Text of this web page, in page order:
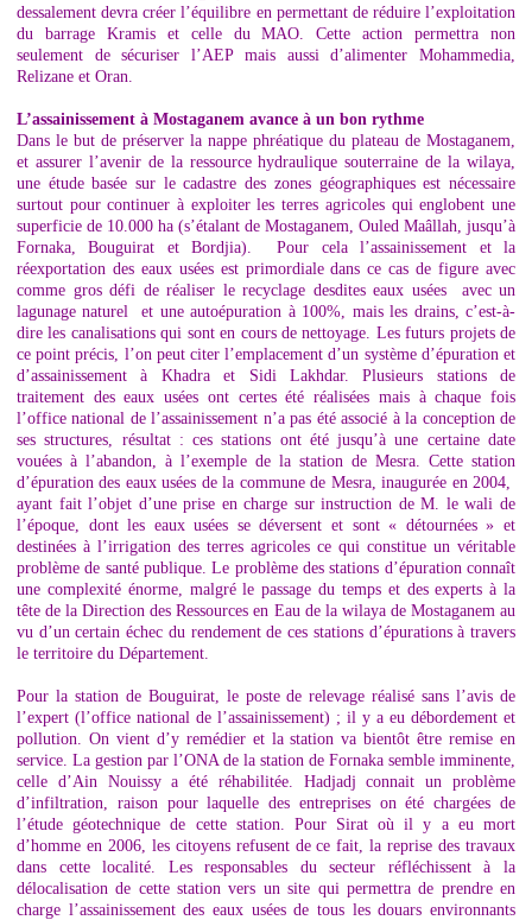
dessalement devra créer l’équilibre en permettant de réduire l’exploitation
du barrage Kramis et celle du MAO. Cette action permettra non
seulement de sécuriser l’AEP mais aussi d’alimenter Mohammedia,
Relizane et Oran.
L’assainissement à Mostaganem avance à un bon rythme
Dans le but de préserver la nappe phréatique du plateau de Mostaganem,
et assurer l’avenir de la ressource hydraulique souterraine de la wilaya,
une étude basée sur le cadastre des zones géographiques est nécessaire
surtout pour continuer à exploiter les terres agricoles qui englobent une
superficie de 10.000 ha (s’étalant de Mostaganem, Ouled Maâllah, jusqu’à
Fornaka, Bouguirat et Bordjia). Pour cela l’assainissement et la
réexportation des eaux usées est primordiale dans ce cas de figure avec
comme gros défi de réaliser le recyclage desdites eaux usées avec un
lagunage naturel et une autoépuration à 100%, mais les drains, c’est-à-
dire les canalisations qui sont en cours de nettoyage. Les futurs projets de
ce point précis, l’on peut citer l’emplacement d’un système d’épuration et
d’assainissement à Khadra et Sidi Lakhdar. Plusieurs stations de
traitement des eaux usées ont certes été réalisées mais à chaque fois
l’office national de l’assainissement n’a pas été associé à la conception de
ses structures, résultat : ces stations ont été jusqu’à une certaine date
vouées à l’abandon, à l’exemple de la station de Mesra. Cette station
d’épuration des eaux usées de la commune de Mesra, inaugurée en 2004,
ayant fait l’objet d’une prise en charge sur instruction de M. le wali de
l’époque, dont les eaux usées se déversent et sont « détournées » et
destinées à l’irrigation des terres agricoles ce qui constitue un véritable
problème de santé publique. Le problème des stations d’épuration connaît
une complexité énorme, malgré le passage du temps et des experts à la
tête de la Direction des Ressources en Eau de la wilaya de Mostaganem au
vu d’un certain échec du rendement de ces stations d’épurations à travers
le territoire du Département.
Pour la station de Bouguirat, le poste de relevage réalisé sans l’avis de
l’expert (l’office national de l’assainissement) ; il y a eu débordement et
pollution. On vient d’y remédier et la station va bientôt être remise en
service. La gestion par l’ONA de la station de Fornaka semble imminente,
celle d’Ain Nouissy a été réhabilitée. Hadjadj connait un problème
d’infiltration, raison pour laquelle des entreprises on été chargées de
l’étude géotechnique de cette station. Pour Sirat où il y a eu mort
d’homme en 2006, les citoyens refusent de ce fait, la reprise des travaux
dans cette localité. Les responsables du secteur réfléchissent à la
délocalisation de cette station vers un site qui permettra de prendre en
charge l’assainissement des eaux usées de tous les douars environnants